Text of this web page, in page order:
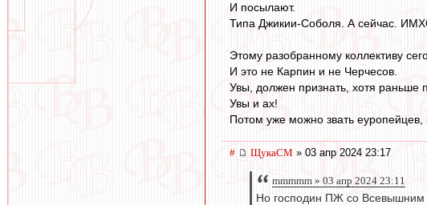
И посылают.
Типа Джикии-Соболя. А сейчас.
Этому разобранному коллективу
И это не Карпин и не Черчесов.
Увы, должен признать, хотя раньше
Увы и ах!
Потом уже можно звать
# ЩукаСМ » 03 апр 2024 23:17
mmmmm » 03 апр 2024 23:11
Но господин ПЖ со Всевышним